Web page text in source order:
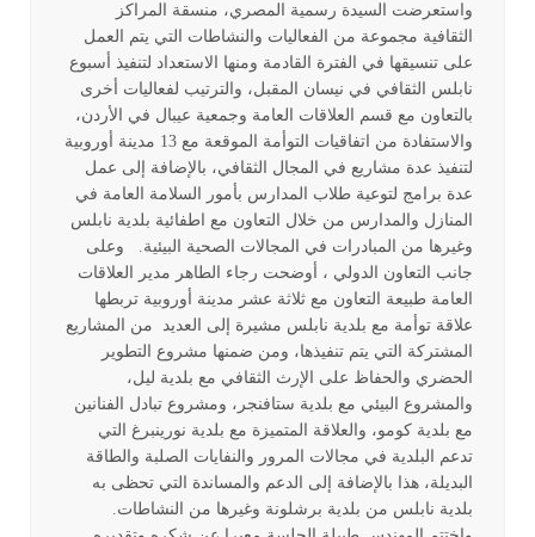
واستعرضت السيدة رسمية المصري، منسقة المراكز
الثقافية مجموعة من الفعاليات والنشاطات التي يتم العمل
على تنسيقها في الفترة القادمة ومنها الاستعداد لتنفيذ أسبوع
نابلس الثقافي في نيسان المقبل، والترتيب لفعاليات أخرى
بالتعاون مع قسم العلاقات العامة وجمعية عيبال في الأردن،
والاستفادة من اتفاقيات التوأمة الموقعة مع 13 مدينة أوروبية
لتنفيذ عدة مشاريع في المجال الثقافي، بالإضافة إلى عمل
عدة برامج لتوعية طلاب المدارس بأمور السلامة العامة في
المنازل والمدارس من خلال التعاون مع اطفائية بلدية نابلس
وغيرها من المبادرات في المجالات الصحية البيئية. وعلى
جانب التعاون الدولي ، أوضحت رجاء الطاهر مدير العلاقات
العامة طبيعة التعاون مع ثلاثة عشر مدينة أوروبية تربطها
علاقة توأمة مع بلدية نابلس مشيرة إلى العديد من المشاريع
المشتركة التي يتم تنفيذها، ومن ضمنها مشروع التطوير
الحضري والحفاظ على الإرث الثقافي مع بلدية ليل،
والمشروع البيئي مع بلدية ستافنجر، ومشروع تبادل الفنانين
مع بلدية كومو، والعلاقة المتميزة مع بلدية نورينبرغ التي
تدعم البلدية في مجالات المرور والنفايات الصلبة والطاقة
البديلة، هذا بالإضافة إلى الدعم والمساندة التي تحظى به
بلدية نابلس من بلدية برشلونة وغيرها من النشاطات.